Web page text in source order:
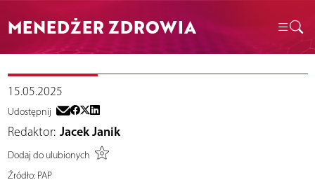
MENEDŻER ZDROWIA
15.05.2025
Udostępnij
Redaktor: Jacek Janik
Dodaj do ulubionych
Źródło:PAP